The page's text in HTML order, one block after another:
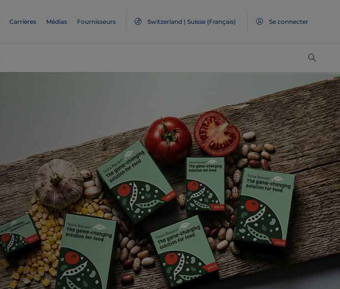
Carrières Médias Fournisseurs Switzerland | Suisse (Français) Se connecter